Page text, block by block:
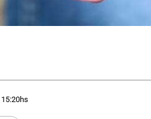
15:20hs